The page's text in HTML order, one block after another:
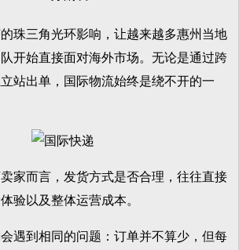
三角光环影响，让越来越多惠州当地
开始直接面对海外市场。无论是通过跨
站出单，国际物流始终是绕不开的一
而言，发货方式是否合理，往往直接
验以及整体运营成本。
到相同的问题：订单并不算少，但每